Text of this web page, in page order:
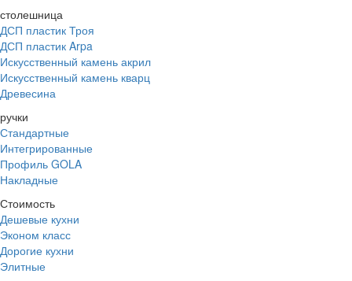
столешница
ДСП пластик Троя
ДСП пластик Arpa
Искусственный камень акрил
Искусственный камень кварц
Древесина
ручки
Стандартные
Интегрированные
Профиль GOLA
Накладные
Стоимость
Дешевые кухни
Эконом класс
Дорогие кухни
Элитные